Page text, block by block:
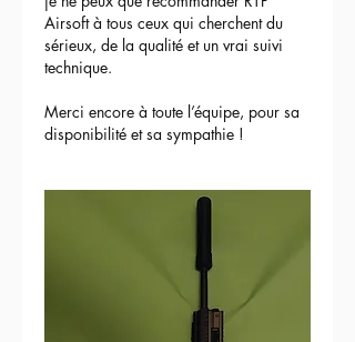
Airsoft à tous ceux qui cherchent du
sérieux, de la qualité et un vrai suivi
technique.
Merci encore à toute l’équipe, pour sa
disponibilité et sa sympathie !